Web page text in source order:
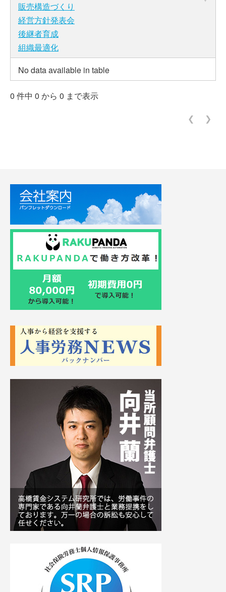
販売構造づくり
経営方針発表会
後継者育成
組織最適化
No data available in table
0 件中 0 から 0 まで表示
❮ ❯